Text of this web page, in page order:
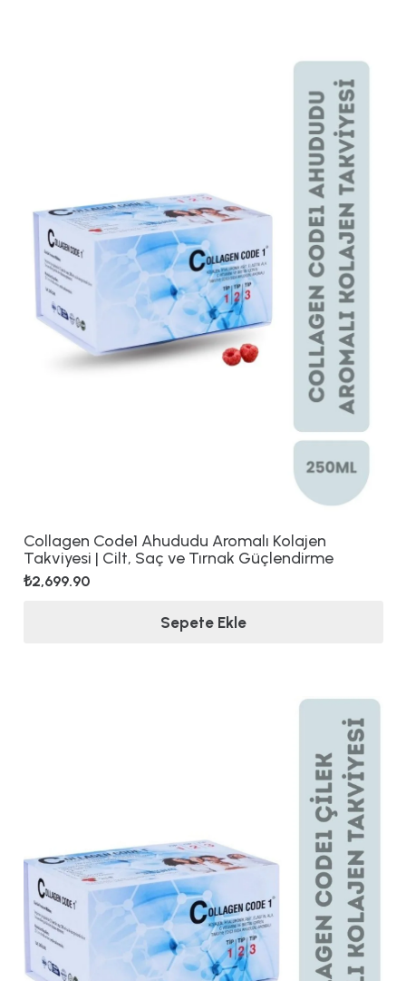
Collagen Code1 Ahududu Aromalı Kolajen
Takviyesi | Cilt, Saç ve Tırnak Güçlendirme
₺2,699.90
Sepete Ekle